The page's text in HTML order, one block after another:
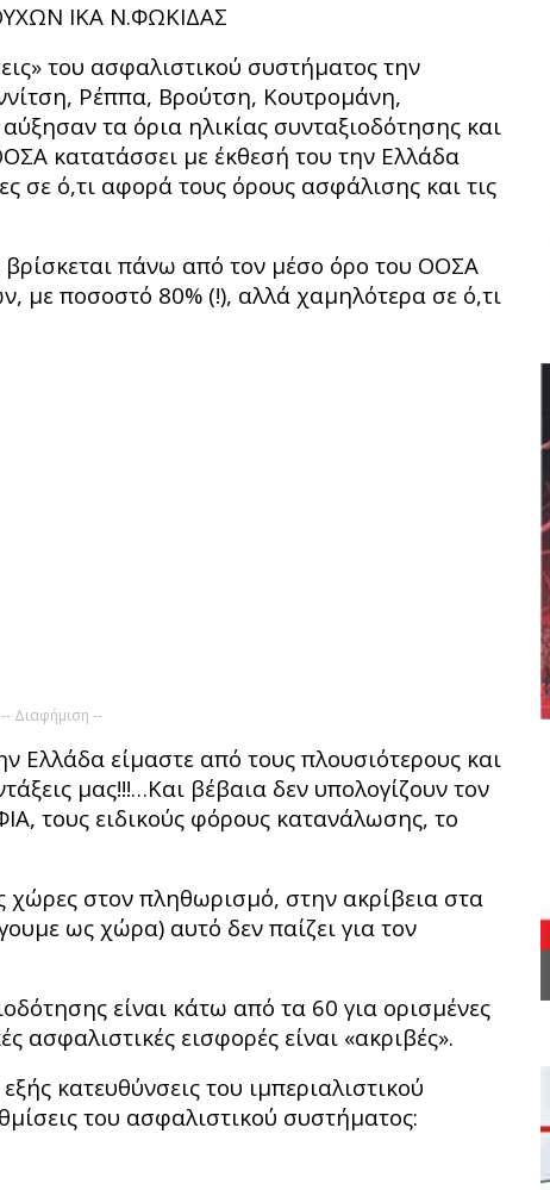
ΙΚΑ Ν.ΦΩΚΙΔΑΣ
του ασφαλιστικού συστήματος την
Ρέππα, Βρούτση, Κουτρομάνη,
τα όρια ηλικίας συνταξιοδότησης και
κατατάσσει με έκθεσή του την Ελλάδα
σε ό,τι αφορά τους όρους ασφάλισης και τις
πάνω από τον μέσο όρο του ΟΟΣΑ
με ποσοστό 80% (!), αλλά χαμηλότερα σε ό,τι
-- Διαφήμιση --
Ελλάδα είμαστε από τους πλουσιότερους και
μας!!!…Και βέβαια δεν υπολογίζουν τον
τους ειδικούς φόρους κατανάλωσης, το
χώρες στον πληθωρισμό, στην ακρίβεια στα
ως χώρα) αυτό δεν παίζει για τον
είναι κάτω από τα 60 για ορισμένες
ασφαλιστικές εισφορές είναι «ακριβές».
κατευθύνσεις του ιμπεριαλιστικού
του ασφαλιστικού συστήματος: